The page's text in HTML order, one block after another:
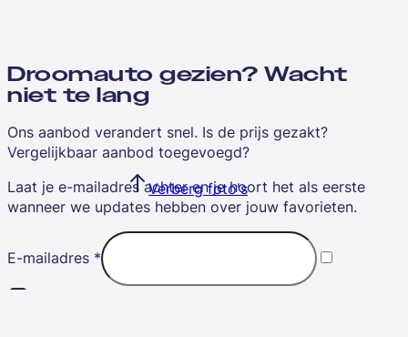
Verberg foto's
Droomauto gezien? Wacht
niet te lang
Ons aanbod verandert snel. Is de prijs gezakt?
Vergelijkbaar aanbod toegevoegd?
Laat je e-mailadres achter en je hoort het als eerste
wanneer we updates hebben over jouw favorieten.
E-mailadres *